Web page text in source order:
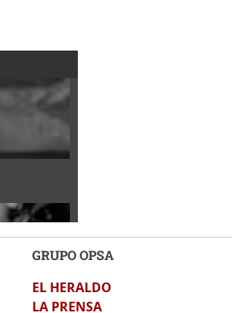
GRUPO OPSA
EL HERALDO
LA PRENSA